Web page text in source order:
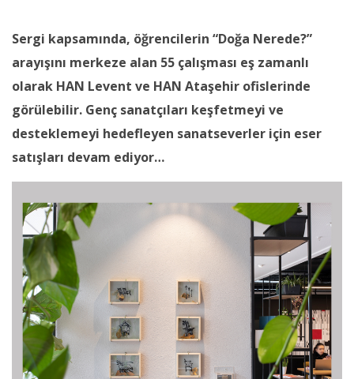
Sergi kapsamında, öğrencilerin “Doğa Nerede?”
arayışını merkeze alan 55 çalışması eş zamanlı
olarak HAN Levent ve HAN Ataşehir ofislerinde
görülebilir. Genç sanatçıları keşfetmeyi ve
desteklemeyi hedefleyen sanatseverler için eser
satışları devam ediyor…